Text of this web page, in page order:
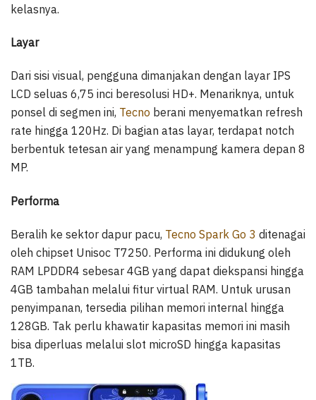
kelasnya.
Layar
Dari sisi visual, pengguna dimanjakan dengan layar IPS
LCD seluas 6,75 inci beresolusi HD+. Menariknya, untuk
ponsel di segmen ini, Tecno berani menyematkan refresh
rate hingga 120Hz. Di bagian atas layar, terdapat notch
berbentuk tetesan air yang menampung kamera depan 8
MP.
Performa
Beralih ke sektor dapur pacu, Tecno Spark Go 3 ditenagai
oleh chipset Unisoc T7250. Performa ini didukung oleh
RAM LPDDR4 sebesar 4GB yang dapat diekspansi hingga
4GB tambahan melalui fitur virtual RAM. Untuk urusan
penyimpanan, tersedia pilihan memori internal hingga
128GB. Tak perlu khawatir kapasitas memori ini masih
bisa diperluas melalui slot microSD hingga kapasitas
1TB.